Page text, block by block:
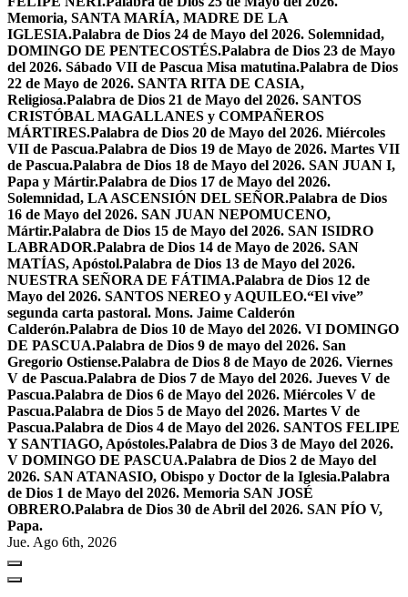
Memoria, SANTA MARÍA, MADRE DE LA
IGLESIA.Palabra de Dios 24 de Mayo del 2026. Solemnidad,
DOMINGO DE PENTECOSTÉS.Palabra de Dios 23 de Mayo
del 2026. Sábado VII de Pascua Misa matutina.Palabra de Dios
22 de Mayo de 2026. SANTA RITA DE CASIA,
Religiosa.Palabra de Dios 21 de Mayo del 2026. SANTOS
CRISTÓBAL MAGALLANES y COMPAÑEROS
MÁRTIRES.Palabra de Dios 20 de Mayo del 2026. Miércoles
VII de Pascua.Palabra de Dios 19 de Mayo de 2026. Martes VII
de Pascua.Palabra de Dios 18 de Mayo del 2026. SAN JUAN I,
Papa y Mártir.Palabra de Dios 17 de Mayo del 2026.
Solemnidad, LA ASCENSIÓN DEL SEÑOR.Palabra de Dios
16 de Mayo del 2026. SAN JUAN NEPOMUCENO,
Mártir.Palabra de Dios 15 de Mayo del 2026. SAN ISIDRO
LABRADOR.Palabra de Dios 14 de Mayo de 2026. SAN
MATÍAS, Apóstol.Palabra de Dios 13 de Mayo del 2026.
NUESTRA SEÑORA DE FÁTIMA.Palabra de Dios 12 de
Mayo del 2026. SANTOS NEREO y AQUILEO.“El vive”
segunda carta pastoral. Mons. Jaime Calderón
Calderón.Palabra de Dios 10 de Mayo del 2026. VI DOMINGO
DE PASCUA.Palabra de Dios 9 de mayo del 2026. San
Gregorio Ostiense.Palabra de Dios 8 de Mayo de 2026. Viernes
V de Pascua.Palabra de Dios 7 de Mayo del 2026. Jueves V de
Pascua.Palabra de Dios 6 de Mayo del 2026. Miércoles V de
Pascua.Palabra de Dios 5 de Mayo del 2026. Martes V de
Pascua.Palabra de Dios 4 de Mayo del 2026. SANTOS FELIPE
Y SANTIAGO, Apóstoles.Palabra de Dios 3 de Mayo del 2026.
V DOMINGO DE PASCUA.Palabra de Dios 2 de Mayo del
2026. SAN ATANASIO, Obispo y Doctor de la Iglesia.Palabra
de Dios 1 de Mayo del 2026. Memoria SAN JOSÉ
OBRERO.Palabra de Dios 30 de Abril del 2026. SAN PÍO V,
Papa.
Jue. Ago 6th, 2026